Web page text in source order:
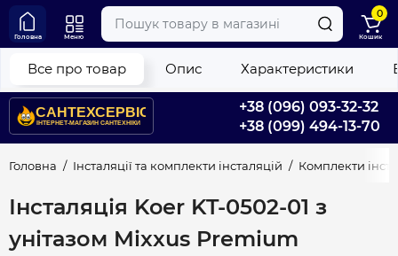
+38 (096) 093-32-32
+38 (099) 494-13-70
Головна Меню
0
Кошик
Головна Інсталяції та комплекти інсталяцій Комплекти
Інсталяція Koer KT-0502-01 з
унітазом Mixxus Premium
Все про товар Опис Характеристики